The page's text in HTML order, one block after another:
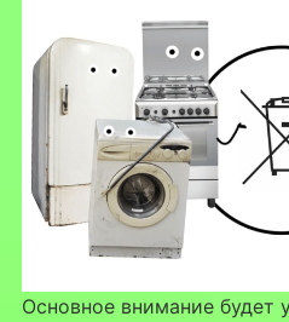
Основное внимание будет